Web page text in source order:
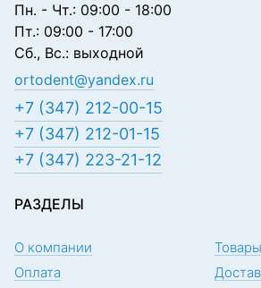
Пн. - Чт.: 09:00 - 18:00
Пт.: 09:00 - 17:00
Сб., Вс.: выходной
ortodent@yandex.ru
+7 (347) 212-00-15
+7 (347) 212-01-15
+7 (347) 223-21-12
РАЗДЕЛЫ
О компании
Товары
Оплата